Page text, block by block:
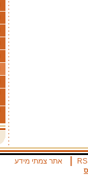
אתר צמתי מידע